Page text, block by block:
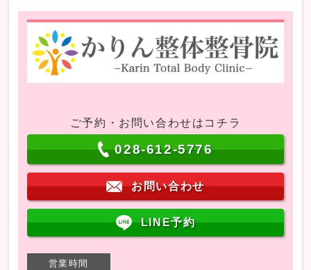
ご予約・お問い合わせはコチラ
028-612-5776
お問い合わせ
LINE予約
営業時間